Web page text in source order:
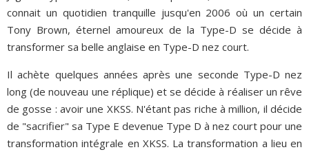
connait un quotidien tranquille jusqu'en 2006 où un certain
Tony Brown, éternel amoureux de la Type-D se décide à
transformer sa belle anglaise en Type-D nez court.
Il achète quelques années après une seconde Type-D nez
long (de nouveau une réplique) et se décide à réaliser un rêve
de gosse : avoir une XKSS. N'étant pas riche à million, il décide
de "sacrifier" sa Type E devenue Type D à nez court pour une
transformation intégrale en XKSS. La transformation a lieu en